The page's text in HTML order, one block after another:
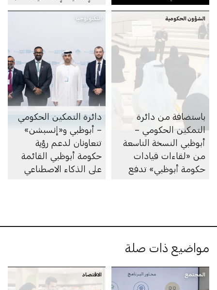
مجلس مدينة زايد
الشؤون الحكومية
باستضافة من دائرة
التمكين الحكومي –
أبوظبي النسخة التاسعة
من «لقاءات قيادات
حكومة أبوظبي» تدفع
التكنولوجيا
دائرة التمكين الحكومي
– أبوظبي و«إنسبشن»
تتعاونان لدعم رؤية
حكومة أبوظبي القائمة
على الذكاء الاصطناعي
مواضيع ذات صلة
المجتمع الاقتصاد